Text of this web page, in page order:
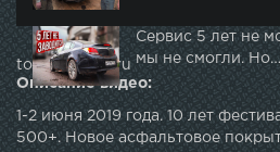
Сервис 5 лет не
мы не смогли. Но…
topautotube.ru
Описание видео:
1-2 июня 2019 года. 10 лет
500+. Новое асфальтовое